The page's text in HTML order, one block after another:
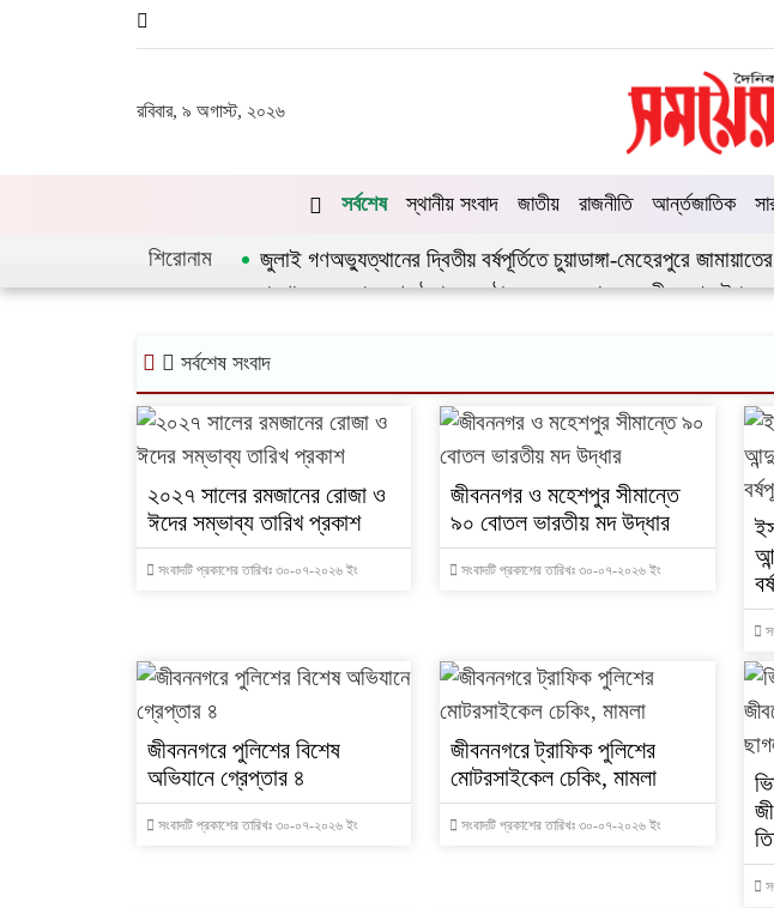
রবিবার, ৯ অগাস্ট, ২০২৬
সর্বশেষ স্থানীয় সংবাদ জাতীয় রাজনীতি আর্ন্তজাতিক
শিরোনাম জুলাই গণঅভ্যুত্থানের দ্বিতীয় বর্ষপূর্তিতে চুয়াডাঙ্গা-মেহেরপুরে
প্রশাসনে অনুপ্রবেশ ঠেকাতে কঠোর হচ্ছে সরকার
জীবননগর
সর্বশেষ সংবাদ
২০২৭ সালের রমজানের রোজা ও
ঈদের সম্ভাব্য তারিখ প্রকাশ
সংবাদটি প্রকাশের তারিখঃ ৩০-০৭-২০২৬ ইং
জীবননগর ও মহেশপুর সীমান্তে
৯০ বোতল ভারতীয় মদ উদ্ধার
সংবাদটি প্রকাশের তারিখঃ ৩০-০৭-২০২৬ ইং
জীবননগরে পুলিশের বিশেষ
অভিযানে গ্রেপ্তার ৪
সংবাদটি প্রকাশের তারিখঃ ৩০-০৭-২০২৬ ইং
জীবননগরে ট্রাফিক পুলিশের
মোটরসাইকেল চেকিং, মামলা
সংবাদটি প্রকাশের তারিখঃ ৩০-০৭-২০২৬ ইং